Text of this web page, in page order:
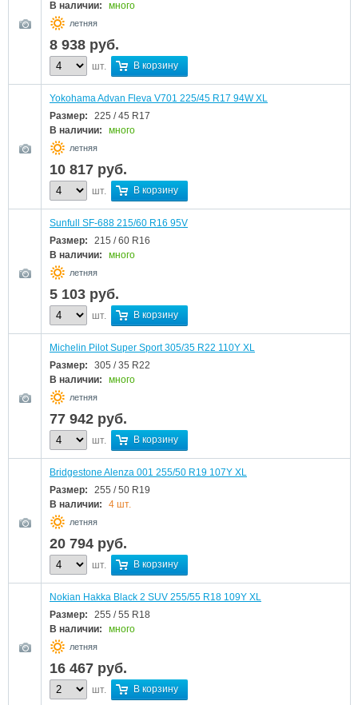
В наличии:
много
летняя
8 938 руб.
шт. В корзину
Yokohama Advan Fleva V701 225/45 R17 94W XL
Размер:
225 / 45 R17
В наличии:
много
летняя
10 817 руб.
шт. В корзину
Sunfull SF-688 215/60 R16 95V
Размер:
215 / 60 R16
В наличии:
много
летняя
5 103 руб.
шт. В корзину
Michelin Pilot Super Sport 305/35 R22 110Y XL
Размер:
305 / 35 R22
В наличии:
много
летняя
77 942 руб.
шт. В корзину
Bridgestone Alenza 001 255/50 R19 107Y XL
Размер:
255 / 50 R19
В наличии:
4 шт.
летняя
20 794 руб.
шт. В корзину
Nokian Hakka Black 2 SUV 255/55 R18 109Y XL
Размер:
255 / 55 R18
В наличии:
много
летняя
16 467 руб.
шт. В корзину